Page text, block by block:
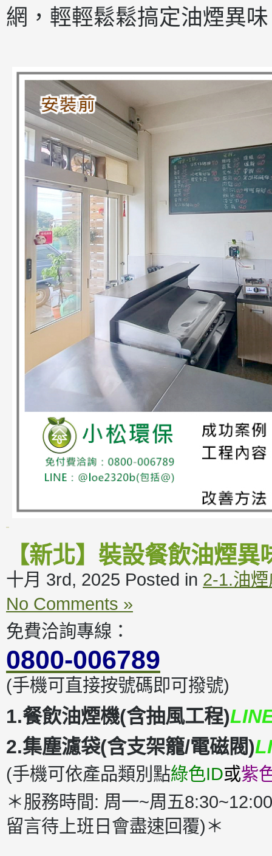
網，輕輕鬆鬆搞定油煙異
【新北】裝設餐飲油煙
十月 3rd, 2025 Posted in 2-1.油
No Comments »
免費洽詢專線：
0800-006789
(手機可直接按號碼即可撥號)
1.餐飲油煙機(含抽風工程)
2.集塵濾袋(含支架籠/電磁閥)
(手機可依產品類別點綠色ID或紫
＊服務時間: 周一~周五
留言待上班日會盡速回覆)＊